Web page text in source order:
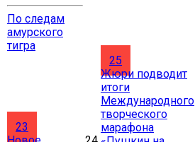
По следам
амурского
тигра
23
25
Жюри подводит
итоги
Международного
творческого
марафона